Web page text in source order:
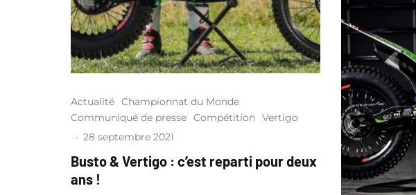
Actualité Championnat du Monde
Communiqué de presse Compétition
Vertigo
· 28 septembre 2021
Busto & Vertigo : c’est reparti pour deux
ans !